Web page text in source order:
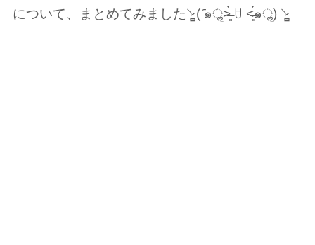
について、まとめてみました⸌̷̻ ( ᷇๑ॢ˃̶͈̀ ꇴ ˂̶͈́๑ॢ) ⸌̷̻